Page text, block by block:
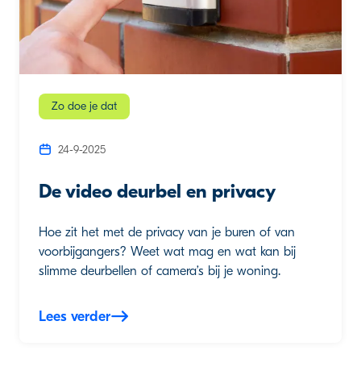
Zo doe je dat
24-9-2025
De video deurbel en privacy
Hoe zit het met de privacy van je buren of van
voorbijgangers? Weet wat mag en wat kan bij
slimme deurbellen of camera’s bij je woning.
Lees verder